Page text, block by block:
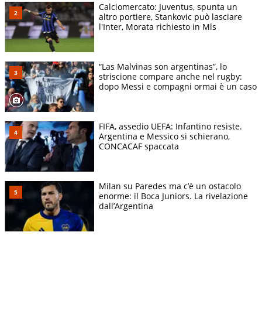
Calciomercato: Juventus, spunta un
altro portiere, Stankovic può lasciare
l'Inter, Morata richiesto in Mls
“Las Malvinas son argentinas”, lo
striscione compare anche nel rugby:
dopo Messi e compagni ormai è un caso
FIFA, assedio UEFA: Infantino resiste.
Argentina e Messico si schierano,
CONCACAF spaccata
Milan su Paredes ma c’è un ostacolo
enorme: il Boca Juniors. La rivelazione
dall’Argentina